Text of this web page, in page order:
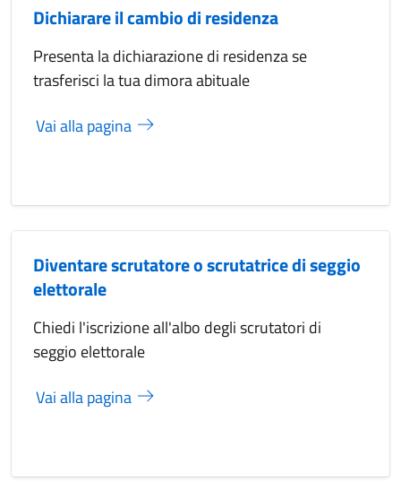
Dichiarare il cambio di residenza
Presenta la dichiarazione di residenza se
trasferisci la tua dimora abituale
Vai alla pagina
Diventare scrutatore o scrutatrice di seggio
elettorale
Chiedi l'iscrizione all'albo degli scrutatori di
seggio elettorale
Vai alla pagina